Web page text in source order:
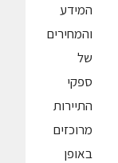
המידע
והמחירים
של
ספקי
התיירות
מרוכזים
באופן